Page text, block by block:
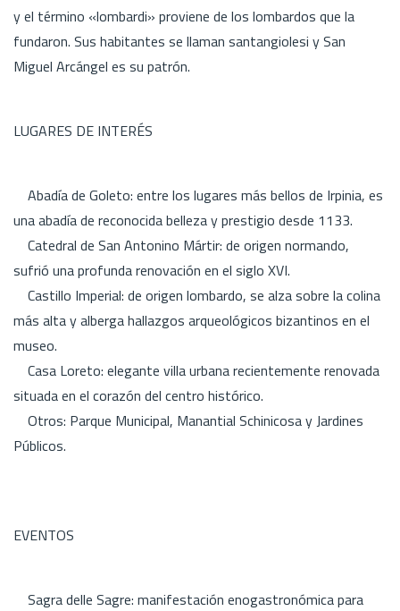
y el término «lombardi» proviene de los lombardos que la
fundaron. Sus habitantes se llaman santangiolesi y San
Miguel Arcángel es su patrón.
LUGARES DE INTERÉS
Abadía de Goleto: entre los lugares más bellos de Irpinia, es
una abadía de reconocida belleza y prestigio desde 1133.
Catedral de San Antonino Mártir: de origen normando,
sufrió una profunda renovación en el siglo XVI.
Castillo Imperial: de origen lombardo, se alza sobre la colina
más alta y alberga hallazgos arqueológicos bizantinos en el
museo.
Casa Loreto: elegante villa urbana recientemente renovada
situada en el corazón del centro histórico.
Otros: Parque Municipal, Manantial Schinicosa y Jardines
Públicos.
EVENTOS
Sagra delle Sagre: manifestación enogastronómica para